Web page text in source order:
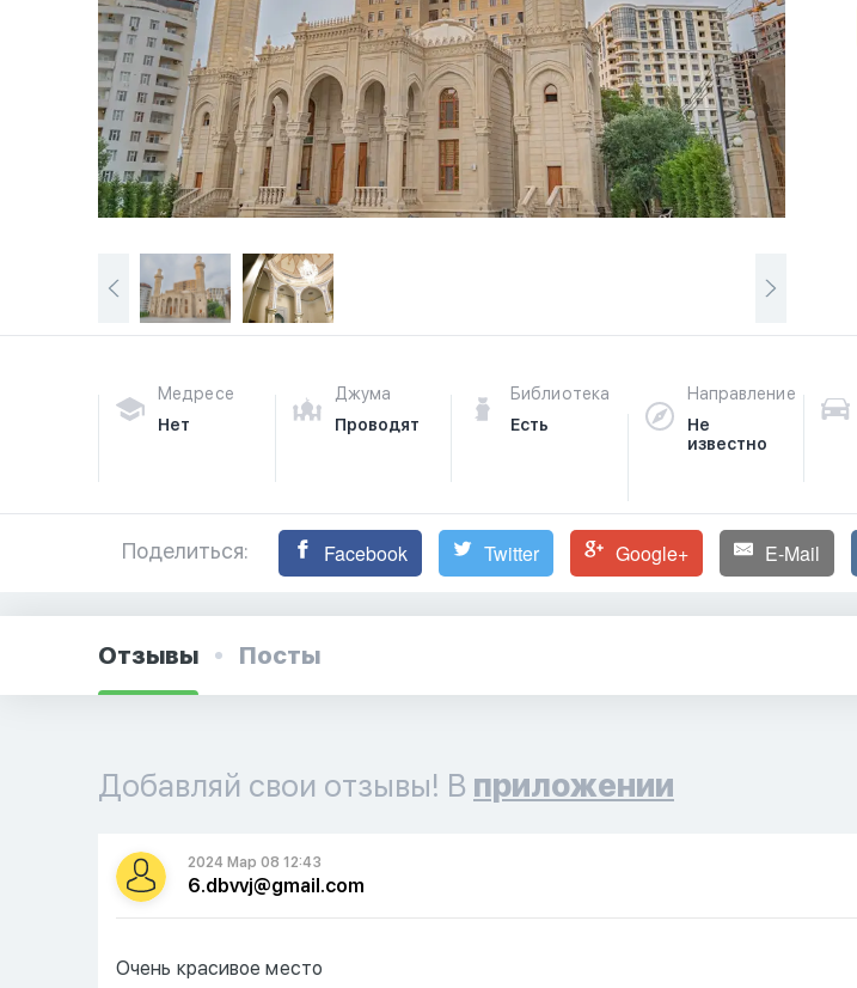
Медресе
Нет
Джума
Проводят
Библиотека
Есть
Направление
Не
известно
Поделиться: Facebook Twitter Google+ E-Mail
Отзывы Посты
Добавляй свои отзывы! В приложении
2024 Мар 08 12:43
6.dbvvj@gmail.com
Очень красивое место